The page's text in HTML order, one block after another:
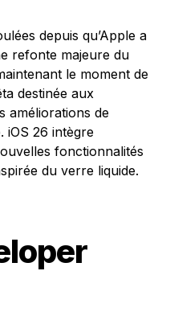
depuis qu’Apple a
refonte majeure du
le moment de
destinée aux
améliorations de
iOS 26 intègre
fonctionnalités
du verre liquide.